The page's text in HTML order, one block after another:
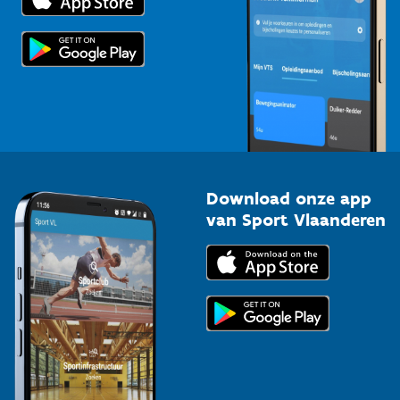
Topsporters
Download onze app
van Sport Vlaanderen